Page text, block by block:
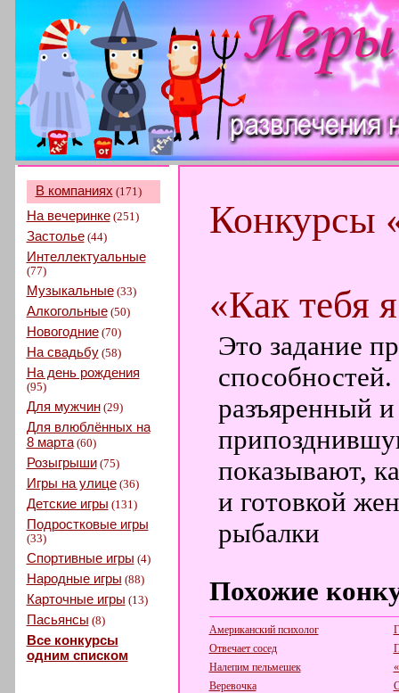
В компаниях (171)
На вечеринке(251)
Застолье(44)
Интеллектуальные
(77)
Музыкальные(33)
Алкогольные(50)
Новогодние(70)
На свадьбу(58)
На день рождения
(95)
Для мужчин(29)
Для влюблённых на
8 марта(60)
Розыгрыши(75)
Игры на улице(36)
Детские игры (131)
Подростковые игры
(33)
Спортивные игры (4)
Народные игры (88)
Карточные игры (13)
Пасьянсы (8)
Все конкурсы
одним списком
Конкурсы
«Как тебя
Это задание
разъяренный
показывают,
и готовкой
рыбалки
Похожие
Американский психолог
Отвечает сосед
Налепим пельмешек
Веревочка